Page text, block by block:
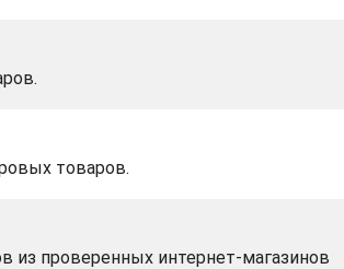
товаров.
из проверенных интернет-магазинов